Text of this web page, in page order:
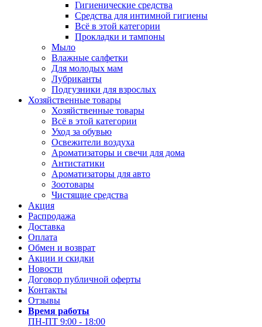
Гигиенические средства
Средства для интимной гигиены
Всё в этой категории
Прокладки и тампоны
Мыло
Влажные салфетки
Для молодых мам
Лубриканты
Подгузники для взрослых
Хозяйственные товары
Хозяйственные товары
Всё в этой категории
Уход за обувью
Освежители воздуха
Ароматизаторы и свечи для дома
Антистатики
Ароматизаторы для авто
Зоотовары
Чистящие средства
Акция
Распродажа
Доставка
Оплата
Обмен и возврат
Акции и скидки
Новости
Договор публичной оферты
Контакты
Отзывы
Время работы
ПН-ПТ 9:00 - 18:00